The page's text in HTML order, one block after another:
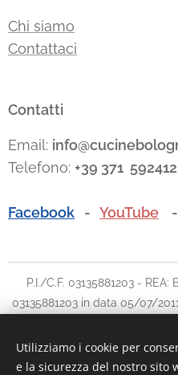
Chi siamo
Contattaci
Contatti
Email:
Telefono: +39 371
Facebook - YouTube -
P.I./C.F. 03135881203 -
03135881203 in data 05/07/
Utilizziamo i cookie per
e la sicurezza del nostro sito